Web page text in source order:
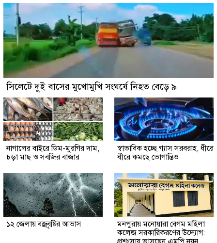
সিলেটে দুই বাসের মুখোমুখি সংঘর্ষে নিহত বেড়ে ৯
নাগালের বাইরে ডিম-মুরগির দাম,
চড়া মাছ ও সবজির বাজার
স্বাভাবিক হচ্ছে গ্যাস সরবরাহ, ধীরে
ধীরে কমছে ভোগান্তিও
১২ জেলায় বজ্রবৃষ্টির আভাস
মনপুরায় মনোয়ারা বেগম মহিলা
কলেজ সরকারিকরণের উদ্যোগ: